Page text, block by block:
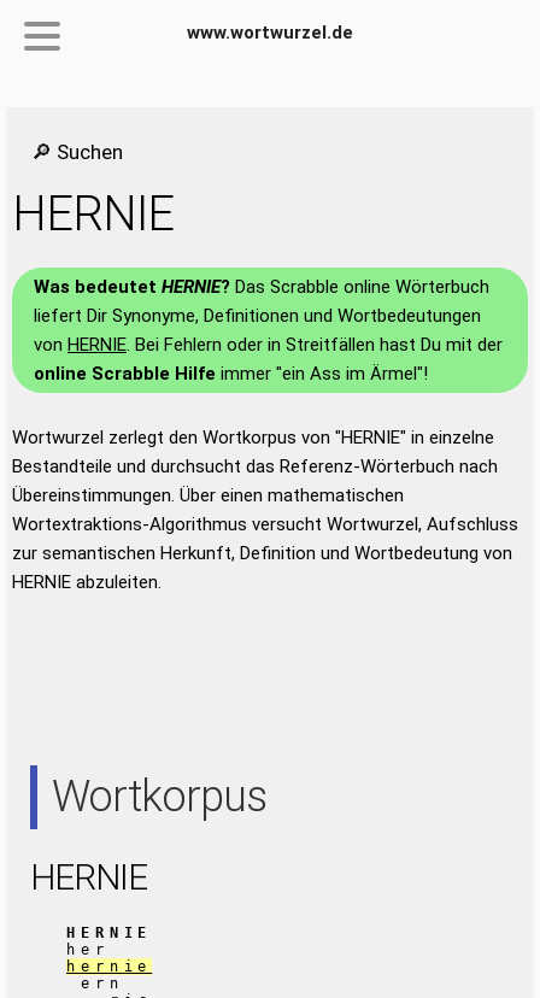
www.wortwurzel.de
🔎 Suchen
HERNIE
Was bedeutet HERNIE? Das Scrabble online Wörterbuch
liefert Dir Synonyme, Definitionen und Wortbedeutungen
von HERNIE. Bei Fehlern oder in Streitfällen hast Du mit der
online Scrabble Hilfe immer "ein Ass im Ärmel"!
Wortwurzel zerlegt den Wortkorpus von "HERNIE" in einzelne
Bestandteile und durchsucht das Referenz-Wörterbuch nach
Übereinstimmungen. Über einen mathematischen
Wortextraktions-Algorithmus versucht Wortwurzel, Aufschluss
zur semantischen Herkunft, Definition und Wortbedeutung von
HERNIE abzuleiten.
Wortkorpus
HERNIE
HERNIE
her
hernie
ern